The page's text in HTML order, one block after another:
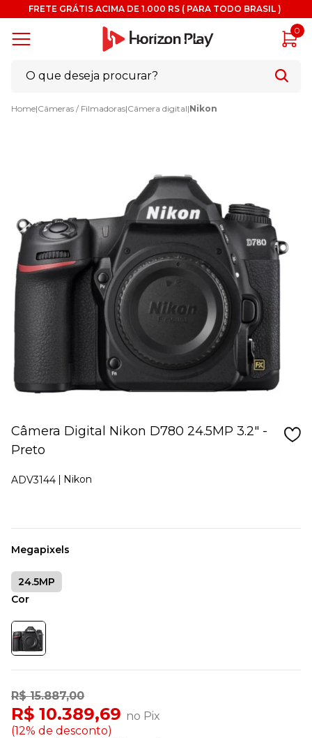
FRETE GRÁTIS ACIMA DE 1.000 RS ( PARA TODO BRASIL )
0
Home|Câmeras / Filmadoras|Câmera digital|Nikon
Câmera Digital Nikon D780 24.5MP 3.2" -
Preto
ADV3144 Nikon
R$ 15.887,00
R$ 10.389,69 no Pix
(12% de desconto)
Megapixels
24.5MP
Cor